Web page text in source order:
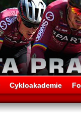
Cykloakademie